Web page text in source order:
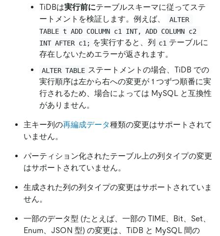
TiDBは実行前にテーブルスキーマに従ってステ
ートメントを検証します。例えば、
ALTER
TABLE t ADD COLUMN c1 INT, ADD COLUMN c2
INT AFTER c1; を実行すると、列 c1 テーブルに
存在しないためエラーが返されます。
ALTER TABLE ステートメントの場合、TiDB での
実行順序は左から右への変更が 1 つずつ順番に実
行されるため、場合によっては MySQL と互換性
がありません。
主キー列の再編成データ種類の変更はサポートされて
いません。
パーティション化されたテーブル上の列タイプの変更
はサポートされていません。
生成された列の列タイプの変更はサポートされていま
せん。
一部のデータ型 (たとえば、一部の TIME、Bit、Set、
Enum、JSON 型) の変更は、TiDB と MySQL 間の